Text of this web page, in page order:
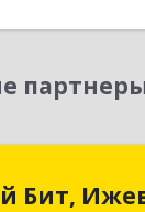
Бит,
1С:Первый